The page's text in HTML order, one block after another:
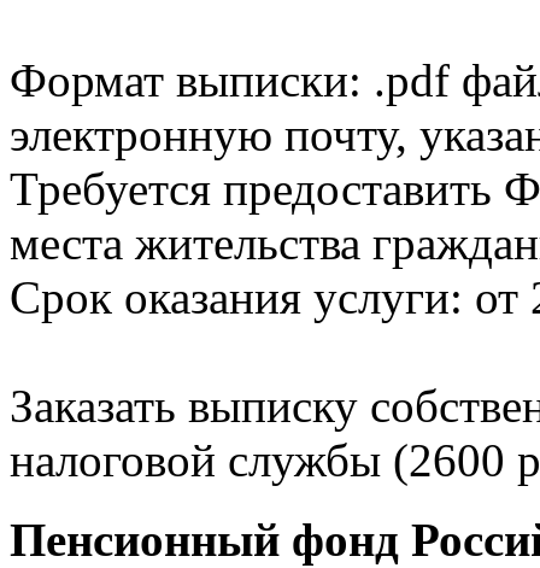
Формат выписки: .pdf
электронную почту,
Требуется
места жительства
Срок оказания услуги: от
Заказать выписку
налоговой службы (2600
Пенсионный фонд